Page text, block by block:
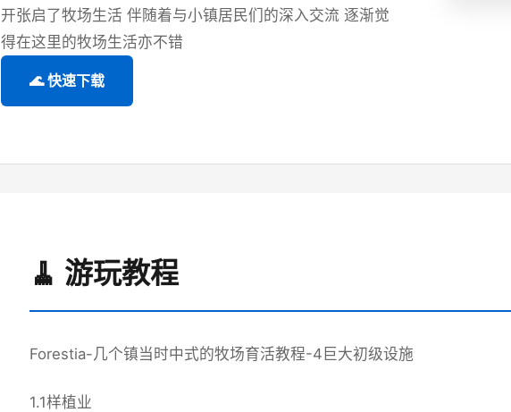
开张启了牧场生活 伴随着与小镇居民们的深入交流 逐渐觉
得在这里的牧场生活亦不错
🌊 快速下载
🧹 游玩教程
Forestia-几个镇当时中式的牧场育活教程-4巨大初级设施
1.1样植业